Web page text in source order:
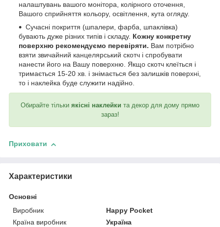
налаштувань вашого монітора, колірного оточення,
Вашого сприйняття кольору, освітлення, кута огляду.
Сучасні покриття (шпалери, фарба, шпаклівка)
бувають дуже різних типів і складу. Кожну конкретну
поверхню рекомендуємо перевіряти. Вам потрібно
взяти звичайний канцелярський скотч і спробувати
нанести його на Вашу поверхню. Якщо скотч клеїться і
тримається 15-20 хв. і знімається без залишків поверхні,
то і наклейка буде служити надійно.
Обирайте тільки якісні наклейки та декор для дому прямо
зараз!
Приховати
Характеристики
Основні
Виробник
Happy Pocket
Країна виробник
Україна